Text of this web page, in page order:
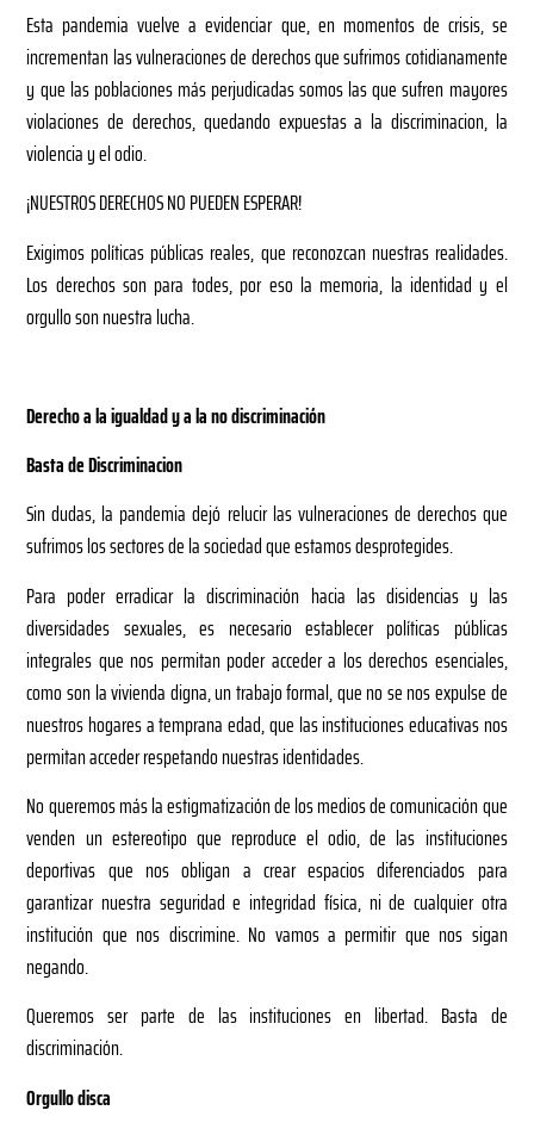
Esta pandemia vuelve a evidenciar que, en momentos de crisis, se
incrementan las vulneraciones de derechos que sufrimos cotidianamente
y que las poblaciones más perjudicadas somos las que sufren mayores
violaciones de derechos, quedando expuestas a la discriminacion, la
violencia y el odio.
¡NUESTROS DERECHOS NO PUEDEN ESPERAR!
Exigimos políticas públicas reales, que reconozcan nuestras realidades.
Los derechos son para todes, por eso la memoria, la identidad y el
orgullo son nuestra lucha.
Derecho a la igualdad y a la no discriminación
Basta de Discriminacion
Sin dudas, la pandemia dejó relucir las vulneraciones de derechos que
sufrimos los sectores de la sociedad que estamos desprotegides.
Para poder erradicar la discriminación hacia las disidencias y las
diversidades sexuales, es necesario establecer políticas públicas
integrales que nos permitan poder acceder a los derechos esenciales,
como son la vivienda digna, un trabajo formal, que no se nos expulse de
nuestros hogares a temprana edad, que las instituciones educativas nos
permitan acceder respetando nuestras identidades.
No queremos más la estigmatización de los medios de comunicación que
venden un estereotipo que reproduce el odio, de las instituciones
deportivas que nos obligan a crear espacios diferenciados para
garantizar nuestra seguridad e integridad física, ni de cualquier otra
institución que nos discrimine. No vamos a permitir que nos sigan
negando.
Queremos ser parte de las instituciones en libertad. Basta de
discriminación.
Orgullo disca